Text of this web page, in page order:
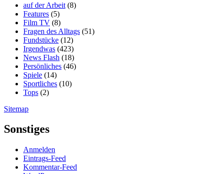
auf der Arbeit (8)
Features (5)
Film TV (8)
Fragen des Alltags (51)
Fundstücke (12)
Irgendwas (423)
News Flash (18)
Persönliches (46)
Spiele (14)
Sportliches (10)
Tops (2)
Sitemap
Sonstiges
Anmelden
Eintrags-Feed
Kommentar-Feed